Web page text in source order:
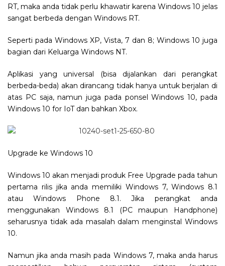
RT, maka anda tidak perlu khawatir karena Windows 10 jelas
sangat berbeda dengan Windows RT.
Seperti pada Windows XP, Vista, 7 dan 8; Windows 10 juga
bagian dari Keluarga Windows NT.
Aplikasi yang universal (bisa dijalankan dari perangkat
berbeda-beda) akan dirancang tidak hanya untuk berjalan di
atas PC saja, namun juga pada ponsel Windows 10, pada
Windows 10 for IoT dan bahkan Xbox.
Upgrade ke Windows 10
Windows 10 akan menjadi produk Free Upgrade pada tahun
pertama rilis jika anda memiliki Windows 7, Windows 8.1
atau Windows Phone 8.1. Jika perangkat anda
menggunakan Windows 8.1 (PC maupun Handphone)
seharusnya tidak ada masalah dalam menginstal Windows
10.
Namun jika anda masih pada Windows 7, maka anda harus